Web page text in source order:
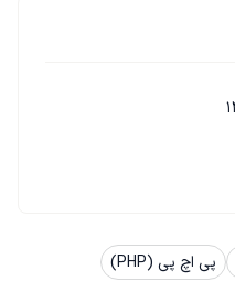
پی اچ پی (PHP)